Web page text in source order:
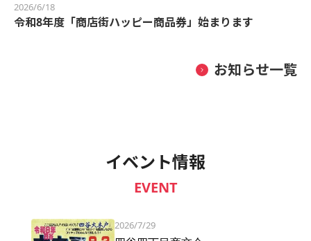
2026/6/18
令和8年度「商店街ハッピー商品券」始まります
お知らせ一覧
イベント情報
EVENT
2026/7/29